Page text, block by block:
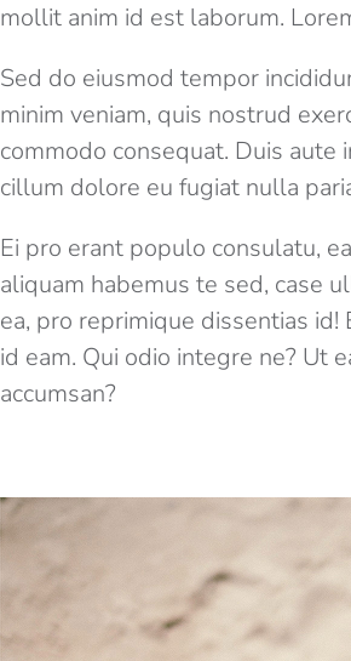
mollit anim id est laborum.
Sed do eiusmod tempor
minim veniam, quis nostrud
commodo consequat. Duis
cillum dolore eu fugiat nulla
Ei pro erant populo consulatu,
aliquam habemus te sed, case
ea, pro reprimique dissentias
id eam. Qui odio integre ne? Ut
accumsan?